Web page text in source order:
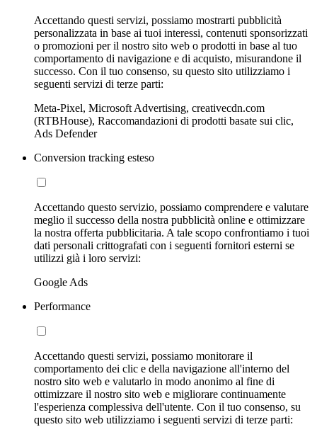
Accettando questi servizi, possiamo mostrarti pubblicità
personalizzata in base ai tuoi interessi, contenuti sponsorizzati
o promozioni per il nostro sito web o prodotti in base al tuo
comportamento di navigazione e di acquisto, misurandone il
successo. Con il tuo consenso, su questo sito utilizziamo i
seguenti servizi di terze parti:
Meta-Pixel, Microsoft Advertising, creativecdn.com
(RTBHouse), Raccomandazioni di prodotti basate sui clic,
Ads Defender
Conversion tracking esteso
Accettando questo servizio, possiamo comprendere e valutare
meglio il successo della nostra pubblicità online e ottimizzare
la nostra offerta pubblicitaria. A tale scopo confrontiamo i tuoi
dati personali crittografati con i seguenti fornitori esterni se
utilizzi già i loro servizi:
Google Ads
Performance
Accettando questi servizi, possiamo monitorare il
comportamento dei clic e della navigazione all'interno del
nostro sito web e valutarlo in modo anonimo al fine di
ottimizzare il nostro sito web e migliorare continuamente
l'esperienza complessiva dell'utente. Con il tuo consenso, su
questo sito web utilizziamo i seguenti servizi di terze parti: